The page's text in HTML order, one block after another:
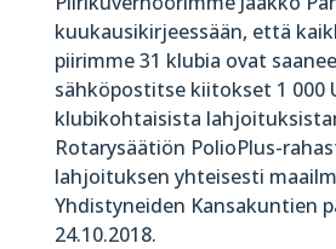
kuukausikirjeessään, että
piirimme 31 klubia ovat
sähköpostitse kiitokset 1 000
klubikohtaisista
Rotarysäätiön PolioPlus-
lahjoituksen yhteisesti
Yhdistyneiden Kansakuntien
24.10.2018.